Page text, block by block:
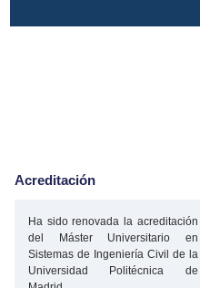
Acreditación
Ha sido renovada la acreditación
del Máster Universitario en
Sistemas de Ingeniería Civil de la
Universidad Politécnica de